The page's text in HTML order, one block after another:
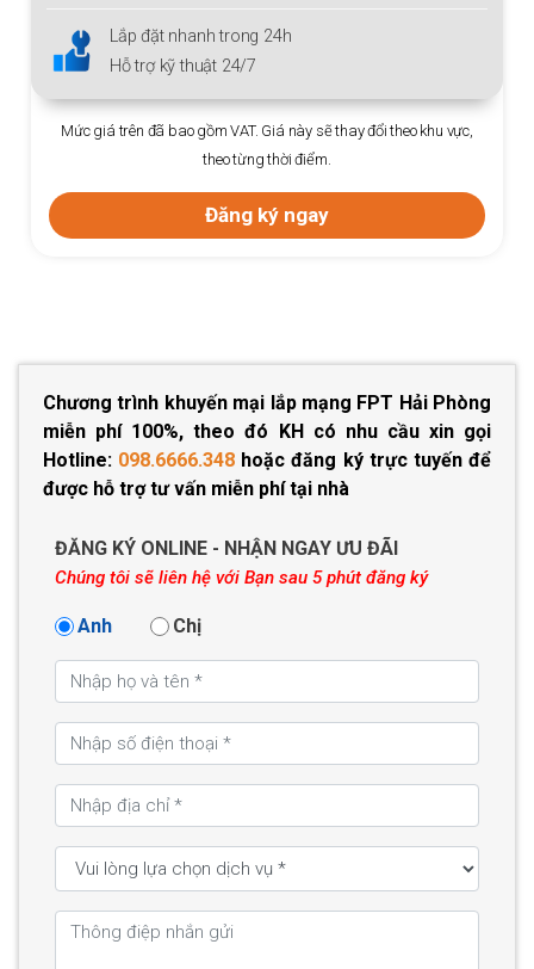
Lắp đặt nhanh trong 24h
Hỗ trợ kỹ thuật 24/7
Mức giá trên đã bao gồm VAT. Giá này sẽ thay đổi theo khu vực,
theo từng thời điểm.
Đăng ký ngay
Chương trình khuyến mại lắp mạng FPT Hải Phòng
miễn phí 100%, theo đó KH có nhu cầu xin gọi
Hotline: 098.6666.348 hoặc đăng ký trực tuyến để
được hỗ trợ tư vấn miễn phí tại nhà
ĐĂNG KÝ ONLINE - NHẬN NGAY ƯU ĐÃI
Chúng tôi sẽ liên hệ với Bạn sau 5 phút đăng ký
Anh Chị